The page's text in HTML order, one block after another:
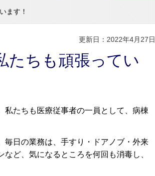
ます！
更新日：2022年4月27日
たちも頑張ってい
たちも医療従事者の一員として、病棟
日の業務は、手すり・ドアノブ・外来
ど、気になるところを何回も消毒し、